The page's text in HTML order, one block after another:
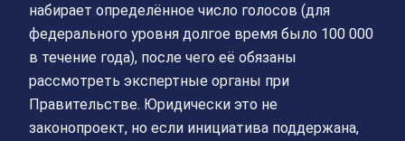
набирает определённое число голосов (для
федерального уровня долгое время было 100 000
в течение года), после чего её обязаны
рассмотреть экспертные органы при
Правительстве. Юридически это не
законопроект, но если инициатива поддержана,